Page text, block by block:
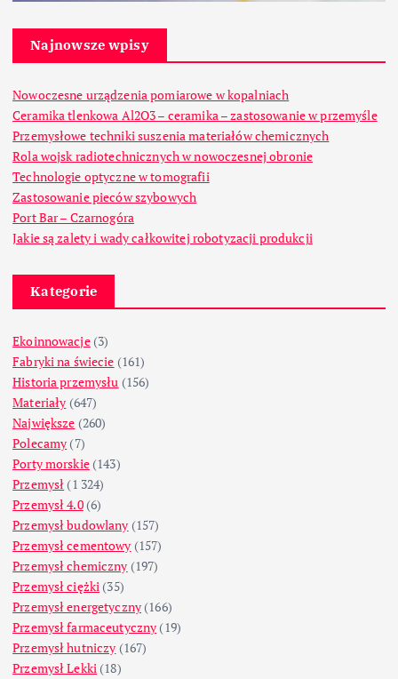
Najnowsze wpisy
Nowoczesne urządzenia pomiarowe w kopalniach
Ceramika tlenkowa Al2O3 – ceramika – zastosowanie w przemyśle
Przemysłowe techniki suszenia materiałów chemicznych
Rola wojsk radiotechnicznych w nowoczesnej obronie
Technologie optyczne w tomografii
Zastosowanie pieców szybowych
Port Bar – Czarnogóra
Jakie są zalety i wady całkowitej robotyzacji produkcji
Kategorie
Ekoinnowacje(3)
Fabryki na świecie (161)
Historia przemysłu (156)
Materiały (647)
Największe (260)
Polecamy (7)
Porty morskie(143)
Przemysł (1 324)
Przemysł 4.0(6)
Przemysł budowlany (157)
Przemysł cementowy (157)
Przemysł chemiczny (197)
Przemysł ciężki (35)
Przemysł energetyczny (166)
Przemysł farmaceutyczny (19)
Przemysł hutniczy (167)
Przemysł Lekki (18)